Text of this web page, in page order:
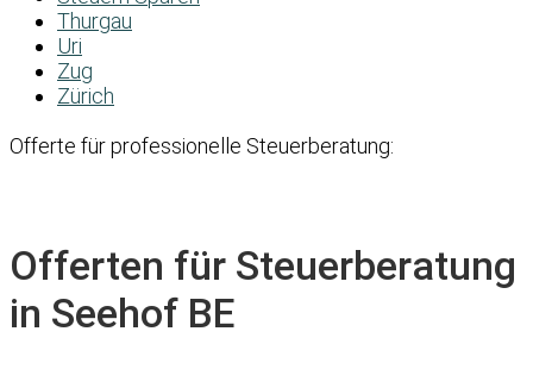
Thurgau
Uri
Zug
Zürich
Offerte für professionelle Steuerberatung:
Offerten für Steuerberatung
in Seehof BE